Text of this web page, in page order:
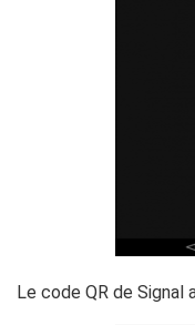
Le code QR de Signal